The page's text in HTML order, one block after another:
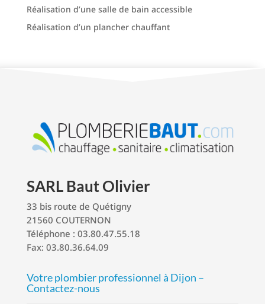
Réalisation d’une salle de bain accessible
Réalisation d’un plancher chauffant
SARL Baut Olivier
33 bis route de Quétigny
21560 COUTERNON
Téléphone : 03.80.47.55.18
Fax: 03.80.36.64.09
Votre plombier professionnel à Dijon –
Contactez-nous